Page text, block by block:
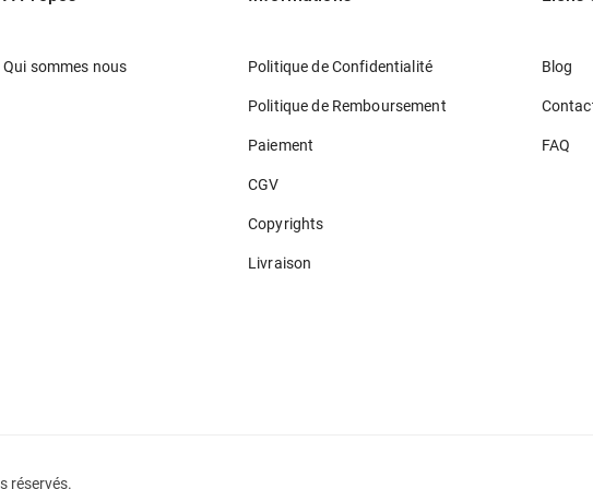
Qui sommes nous Politique de Confidentialité
Politique de Remboursement
Paiement
CGV
Copyrights
Livraison
Blog
FAQ
réservés.